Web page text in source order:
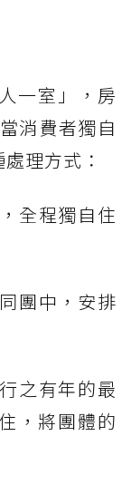
一室」，房
消費者獨自
理方式：
全程獨自住
團中，安排
之有年的最
，將團體的